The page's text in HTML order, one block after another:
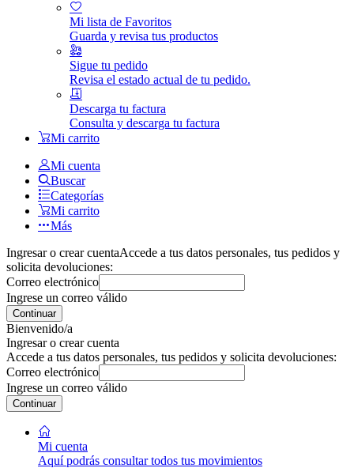
Mi lista de Favoritos
Guarda y revisa tus productos
Sigue tu pedido
Revisa el estado actual de tu pedido.
Descarga tu factura
Consulta y descarga tu factura
Mi carrito
Mi cuenta
Buscar
Categorías
Mi carrito
Más
Ingresar o crear cuentaAccede a tus datos personales, tus pedidos y
solicita devoluciones:
Correo electrónico
Ingrese un correo válido
Continuar
Bienvenido/a
Ingresar o crear cuenta
Accede a tus datos personales, tus pedidos y solicita devoluciones:
Correo electrónico
Ingrese un correo válido
Continuar
Mi cuenta
Aquí podrás consultar todos tus movimientos